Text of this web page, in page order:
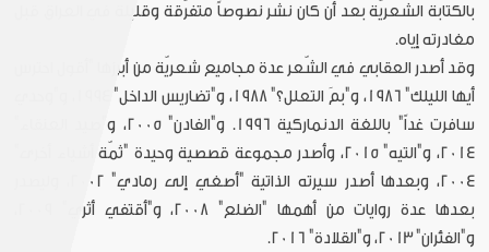
بالكتابة الشعريّة بعد أن كان نشر نصوصاً متفرّقة وقليلة في العراق قبل
مغادرته إياه.
وقد أصدر العقابي في الشّعر عدة مجاميع شعريّة من أبرزها "أقول احترس
سافرت غداً" باللغة الدنماركية 1996. و"الفادن" 2005، و"صيد العنقاء"
2014، و"التيه" 2015، وأصدر مجموعة قصصية وحيدة "ثمّة أشياء أخرى"
و"الفئران" 2013، و"القلادة" 2016.